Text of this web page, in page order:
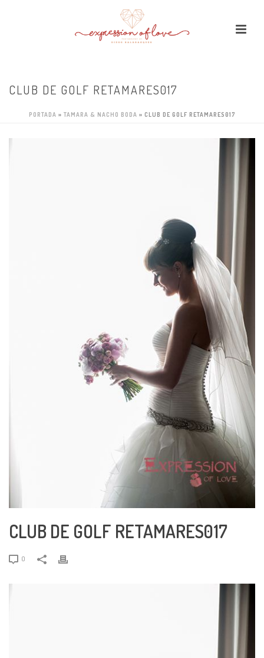
CLUB DE GOLF RETAMARES017
PORTADA » TAMARA & NACHO BODA » CLUB DE GOLF RETAMARES017
CLUB DE GOLF RETAMARES017
0